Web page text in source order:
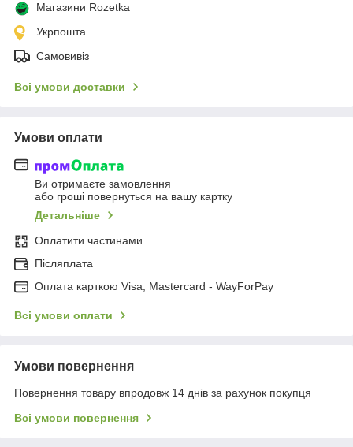
Магазини Rozetka
Укрпошта
Самовивіз
Всі умови доставки
Умови оплати
Ви отримаєте замовлення
або гроші повернуться на вашу картку
Детальніше
Оплатити частинами
Післяплата
Оплата карткою Visa, Mastercard - WayForPay
Всі умови оплати
Умови повернення
Повернення товару впродовж 14 днів за рахунок покупця
Всі умови повернення